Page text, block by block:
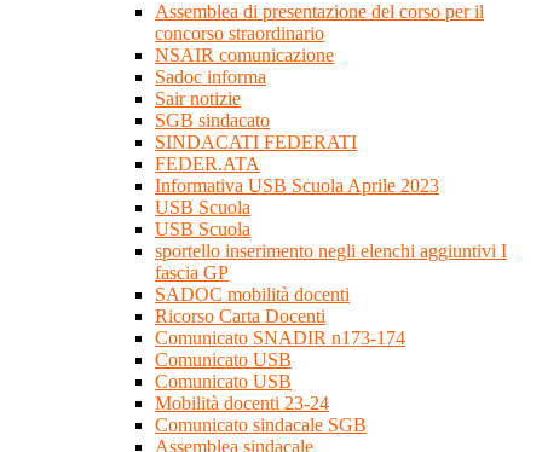
Assemblea di presentazione del corso per il
concorso straordinario
NSAIR comunicazione
Sadoc informa
Sair notizie
SGB sindacato
SINDACATI FEDERATI
FEDER.ATA
Informativa USB Scuola Aprile 2023
USB Scuola
USB Scuola
sportello inserimento negli elenchi aggiuntivi I
fascia GP
SADOC mobilità docenti
Ricorso Carta Docenti
Comunicato SNADIR n173-174
Comunicato USB
Comunicato USB
Mobilità docenti 23-24
Comunicato sindacale SGB
Assemblea sindacale